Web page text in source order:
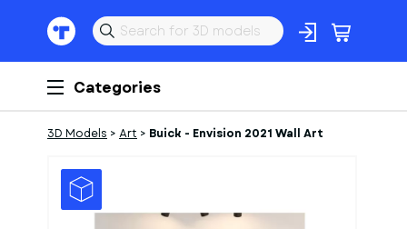
Categories
3D Models > Art > Buick - Envision 2021 Wall Art